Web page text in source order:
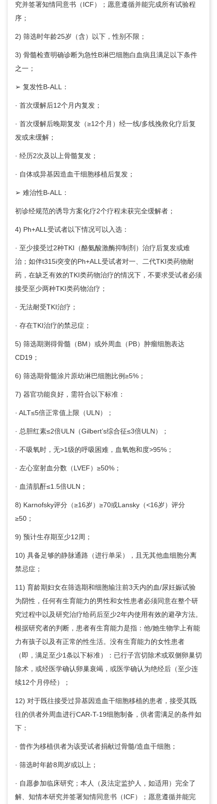
究并签署知情同意书（ICF）；愿意遵循并能完成所有试验程
序；
2) 筛选时年龄25岁（含）以下，性别不限；
3) 骨髓检查明确诊断为急性B淋巴细胞白血病且满足以下条件
之一；
➢ 复发性B-ALL：
· 首次缓解后12个月内复发；
· 首次缓解后晚期复发（≥12个月）经一线/多线挽救化疗后复
发或未缓解；
· 经历2次及以上骨髓复发；
· 自体或异基因造血干细胞移植后复发；
➢ 难治性B-ALL：
初诊经规范的诱导方案化疗2个疗程未获完全缓解者；
4) Ph+ALL受试者以下情况可以入选：
· 至少接受过2种TKI（酪氨酸激酶抑制剂）治疗后复发或难
治；如伴t315i突变的Ph+ALL受试者对一、二代TKI类药物耐
药，在缺乏有效的TKI类药物治疗的情况下，不要求受试者必须
接受至少两种TKI类药物治疗；
· 无法耐受TKI治疗；
· 存在TKI治疗的禁忌症；
5) 筛选期测得骨髓（BM）或外周血（PB）肿瘤细胞表达
CD19；
6) 筛选期骨髓涂片原幼淋巴细胞比例≥5%；
7) 器官功能良好，需符合以下标准：
· ALT≤5倍正常值上限（ULN）；
· 总胆红素≤2倍ULN（Gilbert’s综合征≤3倍ULN）；
· 不吸氧时，无>1级的呼吸困难，血氧饱和度>95%；
· 左心室射血分数（LVEF）≥50%；
· 血清肌酐≤1.5倍ULN；
8) Karnofsky评分（≥16岁）≥70或Lansky（<16岁）评分
≥50；
9) 预计生存期至少12周；
10) 具备足够的静脉通路（进行单采），且无其他血细胞分离
禁忌症；
11) 育龄期妇女在筛选期和细胞输注前3天内的血/尿妊娠试验
为阴性，任何有生育能力的男性和女性患者必须同意在整个研
究过程中以及研究治疗给药后至少2年内使用有效的避孕方法。
根据研究者的判断，患者有生育能力是指：他/她生物学上有能
力有孩子以及有正常的性生活。没有生育能力的女性患者
（即，满足至少1条以下标准）：已行子宫切除术或双侧卵巢切
除术，或经医学确认卵巢衰竭，或医学确认为绝经后（至少连
续12个月停经）；
12) 对于既往接受过异基因造血干细胞移植的患者，接受其既
往的供者外周血进行CAR-T-19细胞制备，供者需满足的条件如
下：
· 曾作为移植供者为该受试者捐献过骨髓/造血干细胞；
· 筛选时年龄8周岁或以上；
· 自愿参加临床研究；本人（及法定监护人，如适用）完全了
解、知情本研究并签署知情同意书（ICF）；愿意遵循并能完